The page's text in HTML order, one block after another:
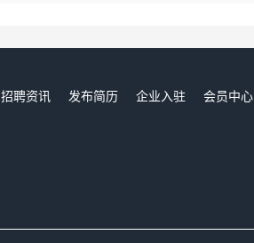
招聘资讯 发布简历 企业入驻 会员中心